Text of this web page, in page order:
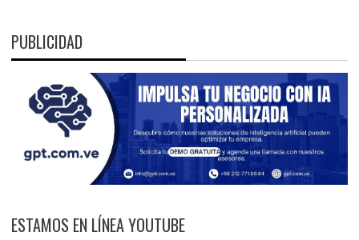
PUBLICIDAD
ESTAMOS EN LÍNEA YOUTUBE